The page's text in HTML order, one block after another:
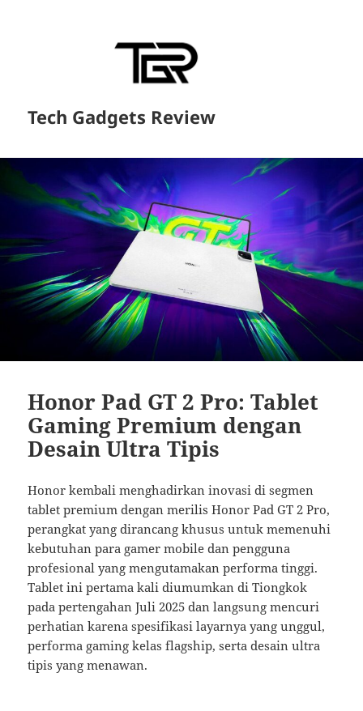
Tech Gadgets Review
Honor Pad GT 2 Pro: Tablet
Gaming Premium dengan
Desain Ultra Tipis
Honor kembali menghadirkan inovasi di segmen
tablet premium dengan merilis Honor Pad GT 2 Pro,
perangkat yang dirancang khusus untuk memenuhi
kebutuhan para gamer mobile dan pengguna
profesional yang mengutamakan performa tinggi.
Tablet ini pertama kali diumumkan di Tiongkok
pada pertengahan Juli 2025 dan langsung mencuri
perhatian karena spesifikasi layarnya yang unggul,
performa gaming kelas flagship, serta desain ultra
tipis yang menawan.